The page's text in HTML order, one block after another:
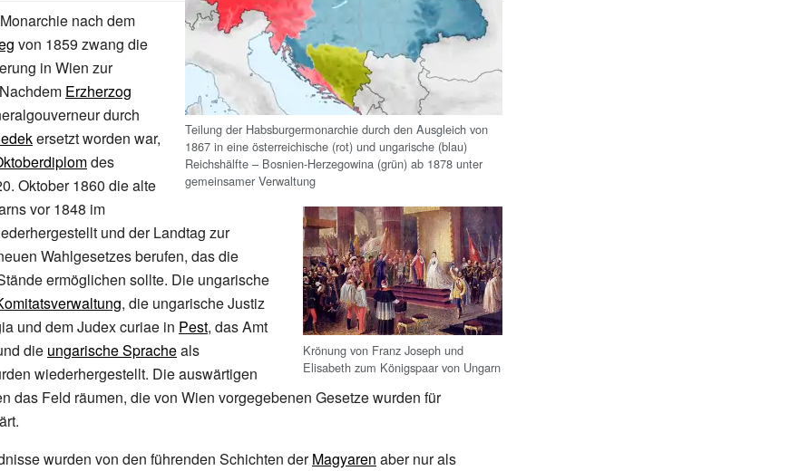
Teilung der Habsburgermonarchie durch den Ausgleich von
1867 in eine österreichische (rot) und ungarische (blau)
Reichshälfte – Bosnien-Herzegowina (grün) ab 1878 unter
gemeinsamer Verwaltung
Krönung von Franz Joseph und
Elisabeth zum Königspaar von Ungarn
nach dem
von 1859 zwang die
in Wien zur
Erzherzog
durch
ersetzt worden war,
des
Oktober 1860 die alte
vor 1848 im
und der Landtag zur
Wahlgesetzes berufen, das die
ermöglichen sollte. Die ungarische
, die ungarische Justiz
und demJudex curiae in Pest, das Amt
die ungarische Spracheals
wiederhergestellt. Die auswärtigen
das Feld räumen, die von Wien vorgegebenen Gesetze wurden für
wurden von den führenden Schichten derMagyaren aber nur als